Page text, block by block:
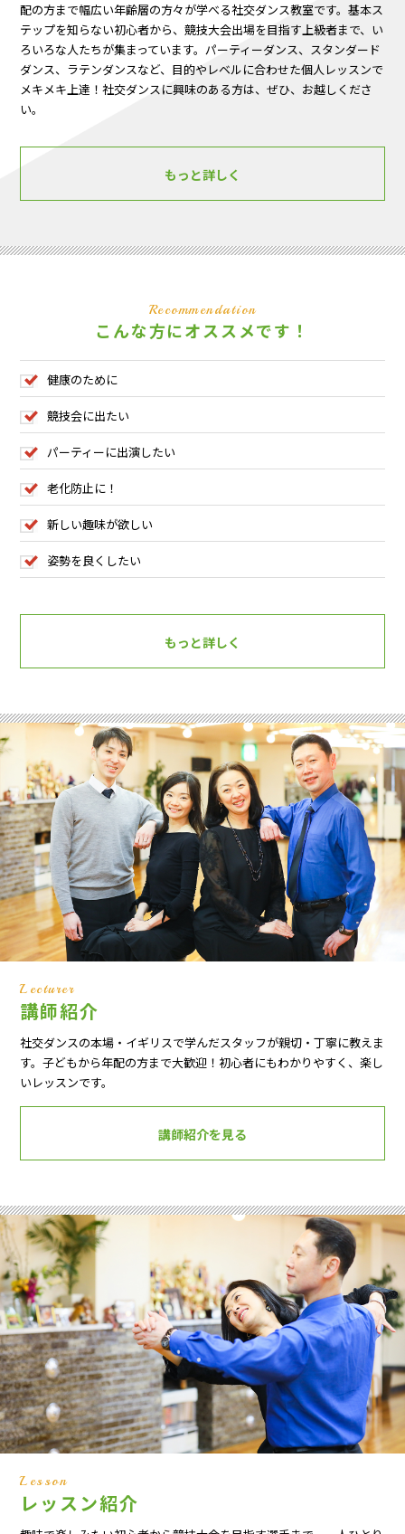
配の方まで幅広い年齢層の方々が学べる社交ダンス教室です。基本ス
テップを知らない初心者から、競技大会出場を目指す上級者まで、い
ろいろな人たちが集まっています。パーティーダンス、スタンダード
ダンス、ラテンダンスなど、目的やレベルに合わせた個人レッスンで
メキメキ上達！社交ダンスに興味のある方は、ぜひ、お越しくださ
い。
もっと詳しく
Recommendation
こんな方にオススメです！
健康のために
競技会に出たい
パーティーに出演したい
老化防止に！
新しい趣味が欲しい
姿勢を良くしたい
もっと詳しく
Lecturer
講師紹介
社交ダンスの本場・イギリスで学んだスタッフが親切・丁寧に教えま
す。子どもから年配の方まで大歓迎！初心者にもわかりやすく、楽し
いレッスンです。
講師紹介を見る
Lesson
レッスン紹介